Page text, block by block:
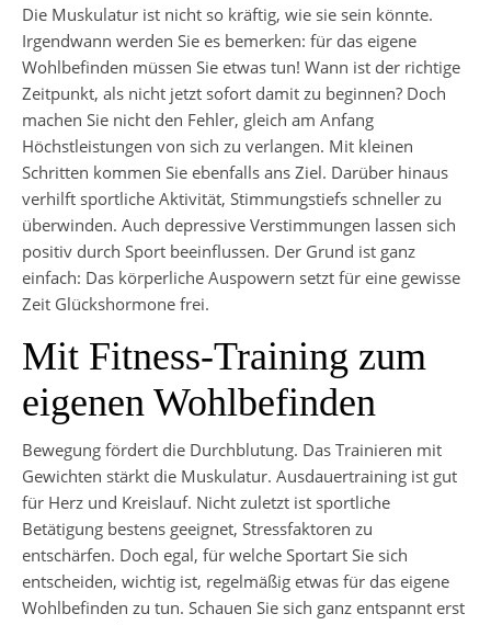
Die Muskulatur ist nicht so kräftig, wie sie sein könnte.
Irgendwann werden Sie es bemerken: für das eigene
Wohlbefinden müssen Sie etwas tun! Wann ist der richtige
Zeitpunkt, als nicht jetzt sofort damit zu beginnen? Doch
machen Sie nicht den Fehler, gleich am Anfang
Höchstleistungen von sich zu verlangen. Mit kleinen
Schritten kommen Sie ebenfalls ans Ziel. Darüber hinaus
verhilft sportliche Aktivität, Stimmungstiefs schneller zu
überwinden. Auch depressive Verstimmungen lassen sich
positiv durch Sport beeinflussen. Der Grund ist ganz
einfach: Das körperliche Auspowern setzt für eine gewisse
Zeit Glückshormone frei.
Mit Fitness-Training zum
eigenen Wohlbefinden
Bewegung fördert die Durchblutung. Das Trainieren mit
Gewichten stärkt die Muskulatur. Ausdauertraining ist gut
für Herz und Kreislauf. Nicht zuletzt ist sportliche
Betätigung bestens geeignet, Stressfaktoren zu
entschärfen. Doch egal, für welche Sportart Sie sich
entscheiden, wichtig ist, regelmäßig etwas für das eigene
Wohlbefinden zu tun. Schauen Sie sich ganz entspannt erst